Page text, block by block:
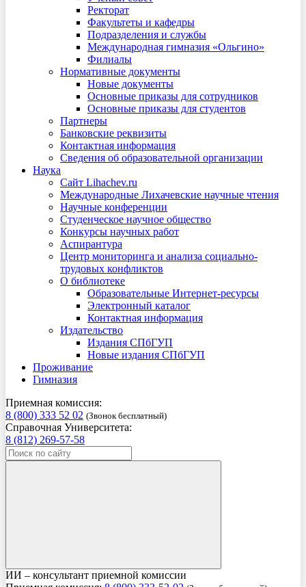
Ректорат
Факультеты и кафедры
Подразделения и службы
Международная гимназия «Ольгино»
Филиалы
Нормативные документы
Новые документы
Основные приказы для сотрудников
Основные приказы для студентов
Партнеры
Банковские реквизиты
Контактная информация
Сведения об образовательной организации
Наука
Сайт Lihachev.ru
Международные Лихачевские научные чтения
Научные конференции
Студенческое научное общество
Конкурсы научных работ
Аспирантура
Центр мониторинга и анализа социально-
трудовых конфликтов
О библиотеке
Образовательные Интернет-ресурсы
Электронный каталог
Контактная информация
Издательство
Издания СПбГУП
Новые издания СПбГУП
Проживание
Гимназия
Приемная комиссия:
8 (800) 333 52 02 (Звонок бесплатный)
Справочная Университета:
8 (812) 269-57-58
ИИ – консультант приемной комиссии